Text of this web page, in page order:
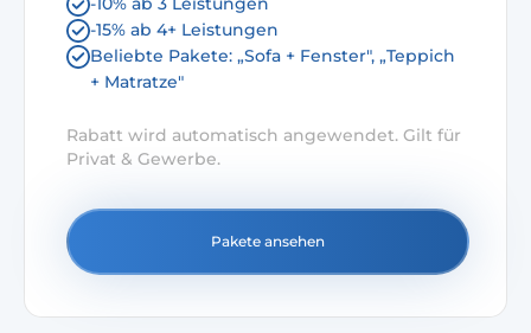
-15% ab 4+ Leistungen
Beliebte Pakete: „Sofa + Fenster", „Teppich
+ Matratze"
Rabatt wird automatisch angewendet. Gilt für
Privat & Gewerbe.
Pakete ansehen